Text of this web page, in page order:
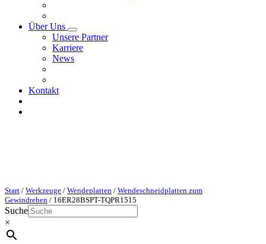
Über Uns
Unsere Partner
Karriere
News
Kontakt
Start / Werkzeuge / Wendeplatten / Wendeschneidplatten zum
Gewindrehen / 16ER28BSPT-TQPR1515
Suche
×